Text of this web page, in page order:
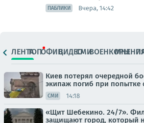
ПАБЛИКИ Вчера, 14:42
ЛЕНТАТОПОФИЦ.ВИДЕОСМИВОЕНКОРЫ
Киев потерял очередной
экипаж погиб при попытке
СМИ 14:18
«Щит Шебекино. 24/7».
защищают город, который